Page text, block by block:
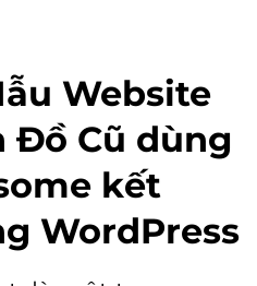
Website
Đồ Cũ dùng
kết
WordPress